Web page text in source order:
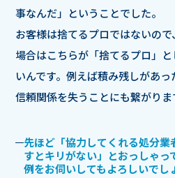
事なんだ」ということでした。
お客様は捨てるプロではないの
場合はこちらが「捨てるプロ」
いんです。例えば積み残しがあ
信頼関係を失うことにも繋がりま
先ほど「協力してくれる処分
すとキリがない」とおっしゃ
例をお伺いしてもよろしいでし